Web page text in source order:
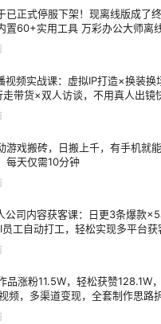
已正式停服下架！现离线版成了
置60+实用工具 万彩办公大师离
视频实战课：虚拟IP打造×换装换
带货×双人访谈，不用真人出镜
游戏搬砖，日搬上千，有手机就
每天仅需10分钟
公司内容获客课：日更3条爆款
工自动打工，轻松实现多平台获
品涨粉11.5W，轻松获赞128.1W
频，多渠道变现，全套制作思路